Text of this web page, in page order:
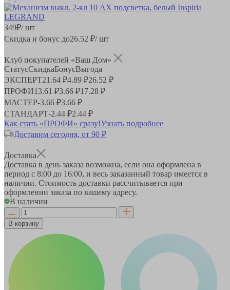
349₽/ шт
Скидка и бонус до26.52 ₽/ шт
Клуб покупателей «Ваш Дом»
СтатусСкидкаБонусВыгода
ЭКСПЕРТ21.64 ₽4.89 ₽26.52 ₽
ПРОФИ13.61 ₽3.66 ₽17.28 ₽
МАСТЕР-3.66 ₽3.66 ₽
СТАНДАРТ-2.44 ₽2.44 ₽
Как стать «ПРОФИ» сразу!Узнать подробнее
Доставим сегодня, от 90 ₽
Доставка
Доставка в день заказа возможна, если она оформлена в
период с 8:00 до 16:00, и весь заказанный товар имеется в
наличии. Стоимость доставки рассчитывается при
оформлении заказа по вашему адресу.
В наличии
В корзину